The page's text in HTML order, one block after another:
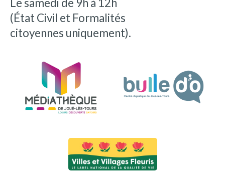
Le samedi de 9h à 12h
(État Civil et Formalités
citoyennes uniquement).